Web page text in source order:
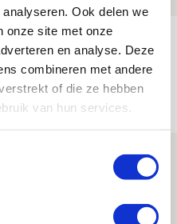
Ook delen we
onze site met onze
en analyse. Deze
combineren met andere
of die ze hebben
van hun services.
duels
speciaal’
opzij en